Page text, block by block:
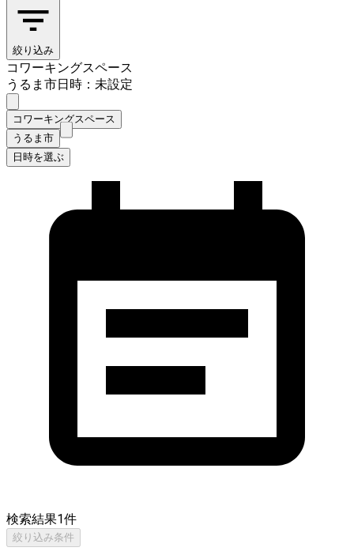
絞り込み
コワーキングスペース
うるま市日時：未設定
コワーキングスペース
うるま市
日時を選ぶ
検索結果1件
絞り込み条件